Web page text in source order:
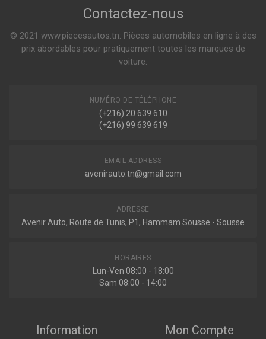
1.4 109ch ( 11-2009 > 06-2012 )
Voir plus
Contactez-nous
© 2021 www.piecesautos.tn: Pièces automobiles en ligne à des
prix abordables pour pratiquement toutes les marques de
voiture.
NUMÉRO DE TÉLÉPHONE
(+216) 20 639 610
(+216) 99 639 619
EMAIL ADDRESS
avenirauto.tn@gmail.com
ADRESSE
Avenir Auto, Route de Tunis, P1, Hammam Sousse - Sousse
HORAIRES
Lun-Ven 08:00 - 18:00
Sam 08:00 - 14:00
Information Mon Compte